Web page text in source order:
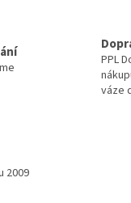
PPL
váze
2009